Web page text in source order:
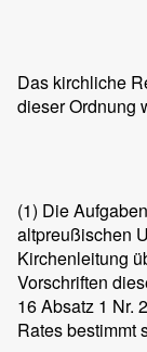
Das kirchliche
dieser Ordnung
(1) Die
altpreußischen
Kirchenleitung
Vorschriften
16 Absatz 1 Nr.
Rates bestimmt